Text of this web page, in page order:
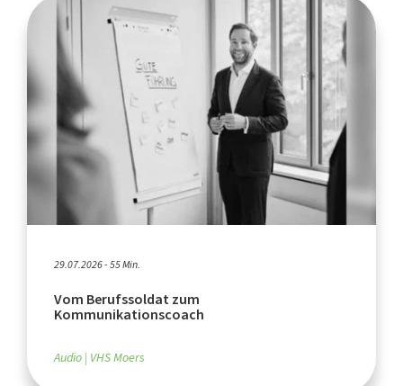
29.07.2026 - 55 Min.
Vom Berufssoldat zum
Kommunikationscoach
Audio VHS Moers